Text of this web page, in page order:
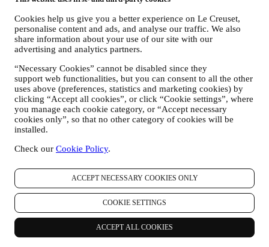
Cookies help us give you a better experience on Le Creuset,
personalise content and ads, and analyse our traffic. We also
share information about your use of our site with our
advertising and analytics partners.
“Necessary Cookies” cannot be disabled since they
support web functionalities, but you can consent to all the other
uses above (preferences, statistics and marketing cookies) by
clicking “Accept all cookies”, or click “Cookie settings”, where
you manage each cookie category, or “Accept necessary
cookies only”, so that no other category of cookies will be
installed.
Check our Cookie Policy.
ACCEPT NECESSARY COOKIES ONLY
COOKIE SETTINGS
ACCEPT ALL COOKIES
e que nos permite identificá-lo, diretamente ou em combinação com
outras informações.
Crianças: este site não se destina a crianças e não reunimos
intencionalmente dados relacionados a crianças.
Podemos reunir os seus dados pessoais quando utiliza o nosso site (o
"Site"), se registra uma conta Le Creuset, compra um produto Le
Creuset no site ou nas lojas Le Creuset (Boutiques Signature e
Outlets) ou assina as nossas comunicações de marketing. Os dados
pessoais podem dizer respeito a:
nome, sobrenome, endereço de e-mail, data de nascimento e
outros detalhes de contato (endereço, número de telefone e
endereço de e-mail), para registrar uma conta Le Creuset ou
newsletter no site ou na loja.
compra, dados de entrega, dados e detalhes de produtos e
pagamentos, para gerenciar seus pedidos.
dados sobre o seu histórico de navegação on-line (por
exemplo, identificadores on-line - como seu endereço IP,
versão do navegador, sistema operacional, duração da visita,
usuário que retorna, origem geográfica), reunidos durante as
suas visitas ao site (se você é um usuário registrado ou não),